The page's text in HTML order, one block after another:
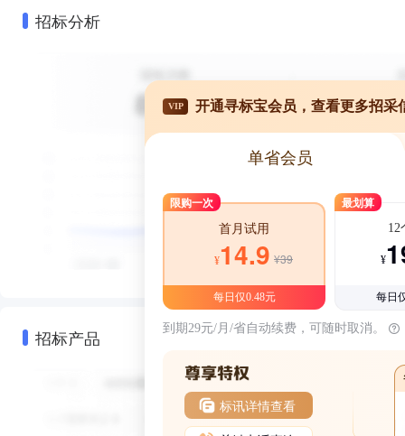
招标分析
招标产品
VIP 开通寻标宝会员，查看更多招采
单省会员
限购一次
首月试用
¥14.9 ¥39
每日仅0.48元
最划算
12
¥
每日
到期29元/月/省自动续费，可随时取消。
标讯详情查看